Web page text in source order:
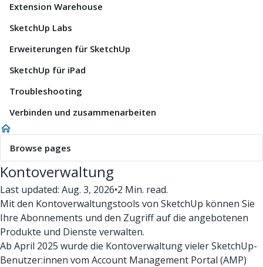
Extension Warehouse
SketchUp Labs
Erweiterungen für SketchUp
SketchUp für iPad
Troubleshooting
Verbinden und zusammenarbeiten
Browse pages
Kontoverwaltung
Last updated: Aug. 3, 2026•2 Min. read.
Mit den Kontoverwaltungstools von SketchUp können Sie
Ihre Abonnements und den Zugriff auf die angebotenen
Produkte und Dienste verwalten.
Ab April 2025 wurde die Kontoverwaltung vieler SketchUp-
Benutzer:innen vom Account Management Portal (AMP)